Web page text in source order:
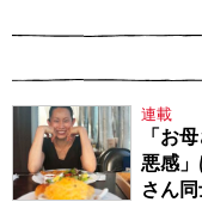
連載
「お
悪感
さん